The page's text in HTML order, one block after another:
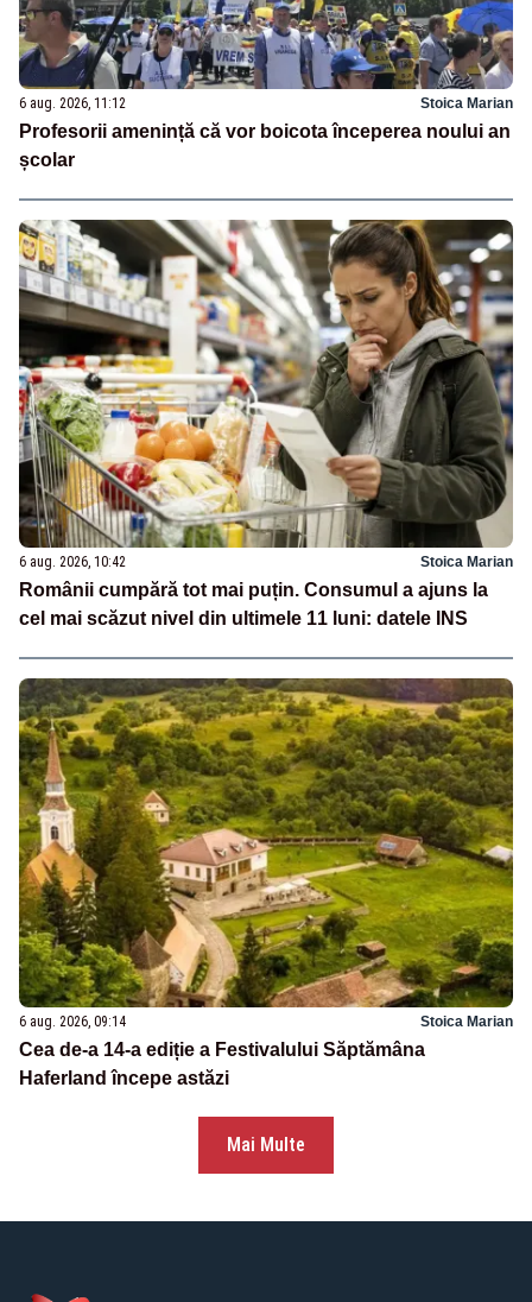
6 aug. 2026, 11:12 Stoica Marian
Profesorii amenință că vor boicota începerea noului an
școlar
6 aug. 2026, 10:42 Stoica Marian
Românii cumpără tot mai puțin. Consumul a ajuns la
cel mai scăzut nivel din ultimele 11 luni: datele INS
6 aug. 2026, 09:14 Stoica Marian
Cea de-a 14-a ediție a Festivalului Săptămâna
Haferland începe astăzi
Mai Multe